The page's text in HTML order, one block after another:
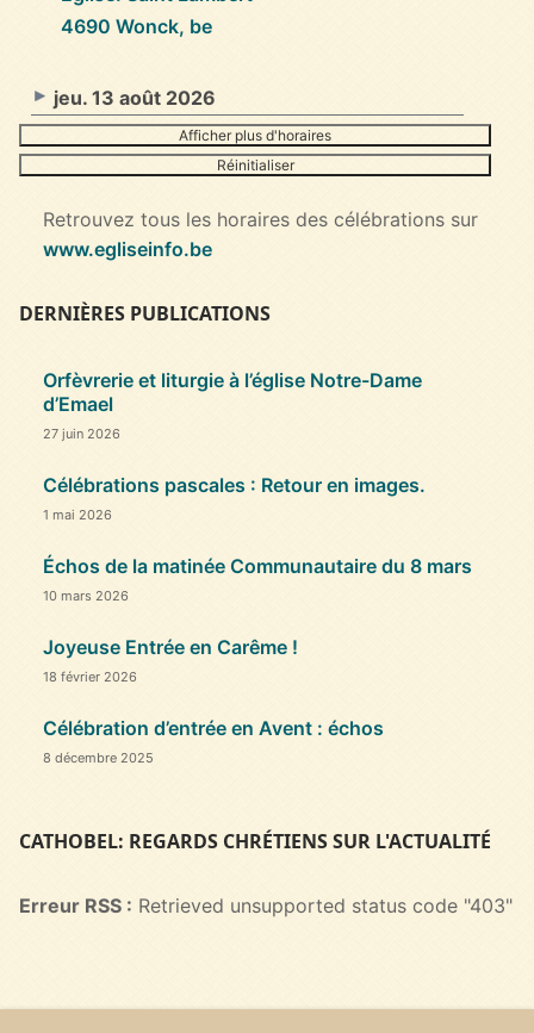
4690 Wonck, be
jeu. 13 août 2026
Afficher plus d'horaires
Réinitialiser
Retrouvez tous les horaires des célébrations sur
www.egliseinfo.be
DERNIÈRES PUBLICATIONS
Orfèvrerie et liturgie à l’église Notre-Dame
d’Emael
27 juin 2026
Célébrations pascales : Retour en images.
1 mai 2026
Échos de la matinée Communautaire du 8 mars
10 mars 2026
Joyeuse Entrée en Carême !
18 février 2026
Célébration d’entrée en Avent : échos
8 décembre 2025
CATHOBEL: REGARDS CHRÉTIENS SUR L'ACTUALITÉ
Erreur RSS : Retrieved unsupported status code "403"